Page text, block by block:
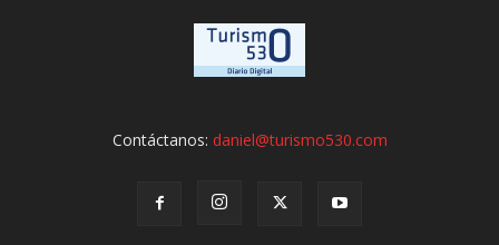
Contáctanos: daniel@turismo530.com